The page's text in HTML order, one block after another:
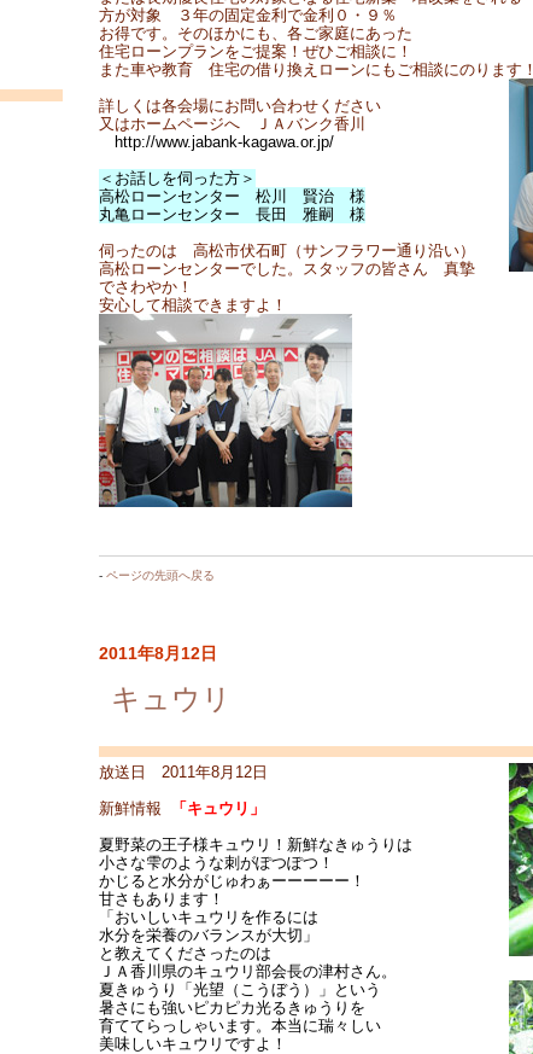
方が対象 ３年の固定金利で金利０・９％
お得です。そのほかにも、各ご家庭にあった
住宅ローンプランをご提案！ぜひご相談に！
また車や教育 住宅の借り換えローンにもご相談にのります！
詳しくは各会場にお問い合わせください
又はホームページへ ＪＡバンク香川
http://www.jabank-kagawa.or.jp/
＜お話しを伺った方＞
高松ローンセンター 松川 賢治 様
丸亀ローンセンター 長田 雅嗣 様
伺ったのは 高松市伏石町（サンフラワー通り沿い）
高松ローンセンターでした。スタッフの皆さん 真摯
でさわやか！
安心して相談できますよ！
- ページの先頭へ戻る
2011年8月12日
キュウリ
放送日 2011年8月12日
新鮮情報
「キュウリ」
夏野菜の王子様キュウリ！新鮮なきゅうりは
小さな雫のような刺がぽつぽつ！
かじると水分がじゅわぁーーーーー！
甘さもあります！
「おいしいキュウリを作るには
水分を栄養のバランスが大切」
と教えてくださったのは
ＪＡ香川県のキュウリ部会長の津村さん。
夏きゅうり「光望（こうぼう）」という
暑さにも強いピカピカ光るきゅうりを
育ててらっしゃいます。本当に瑞々しい
美味しいキュウリですよ！